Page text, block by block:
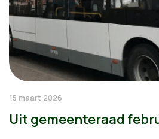
15 maart 2026
Uit gemeenteraad